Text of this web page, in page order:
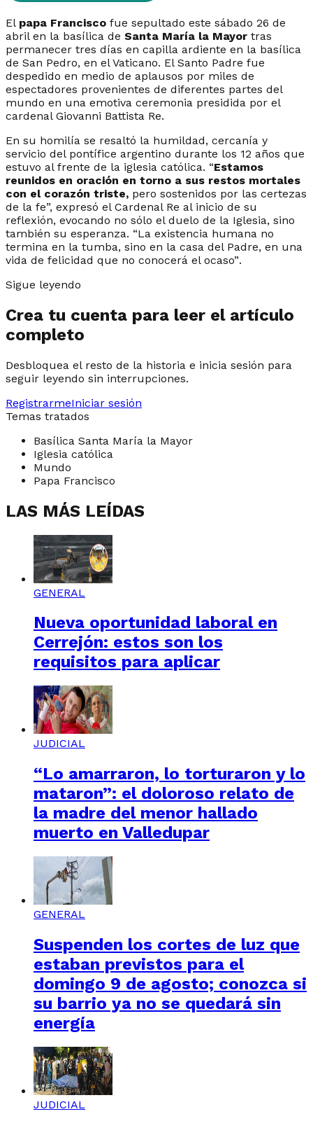
El papa Francisco fue sepultado este sábado 26 de
abril en la basílica de Santa María la Mayor tras
permanecer tres días en capilla ardiente en la basílica
de San Pedro, en el Vaticano. El Santo Padre fue
despedido en medio de aplausos por miles de
espectadores provenientes de diferentes partes del
mundo en una emotiva ceremonia presidida por el
cardenal Giovanni Battista Re.
En su homilía se resaltó la humildad, cercanía y
servicio del pontífice argentino durante los 12 años que
estuvo al frente de la iglesia católica. “Estamos
reunidos en oración en torno a sus restos mortales
con el corazón triste, pero sostenidos por las certezas
de la fe”, expresó el Cardenal Re al inicio de su
reflexión, evocando no sólo el duelo de la Iglesia, sino
también su esperanza. “La existencia humana no
termina en la tumba, sino en la casa del Padre, en una
vida de felicidad que no conocerá el ocaso”.
Sigue leyendo
Crea tu cuenta para leer el artículo
completo
Desbloquea el resto de la historia e inicia sesión para
seguir leyendo sin interrupciones.
RegistrarmeIniciar sesión
Temas tratados
Basílica Santa María la Mayor
Iglesia católica
Mundo
Papa Francisco
LAS MÁS LEÍDAS
GENERAL
Nueva oportunidad laboral en
Cerrejón: estos son los
requisitos para aplicar
JUDICIAL
“Lo amarraron, lo torturaron y lo
mataron”: el doloroso relato de
la madre del menor hallado
muerto en Valledupar
GENERAL
Suspenden los cortes de luz que
estaban previstos para el
domingo 9 de agosto; conozca si
su barrio ya no se quedará sin
energía
JUDICIAL